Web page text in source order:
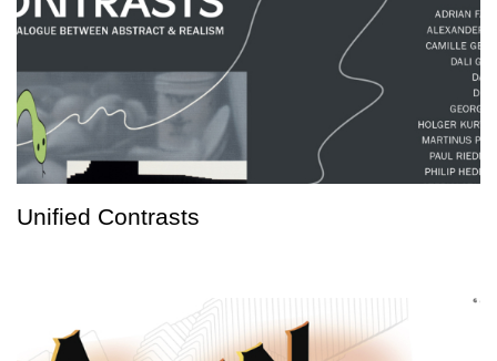
Unified Contrasts